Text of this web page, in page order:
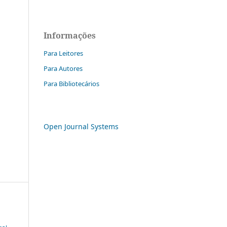
Informações
Para Leitores
Para Autores
Para Bibliotecários
Open Journal Systems